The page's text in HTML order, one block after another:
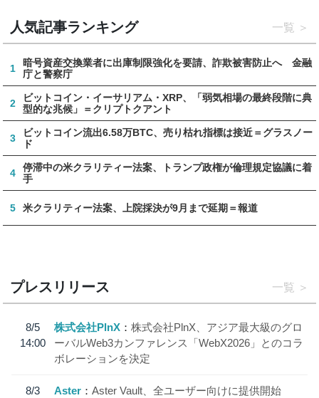
人気記事ランキング 一覧
1
暗号資産交換業者に出庫制限強化を要請、詐欺被害防止へ 金融
庁と警察庁
2
ビットコイン・イーサリアム・XRP、「弱気相場の最終段階に典
型的な兆候」＝クリプトクアント
3
ビットコイン流出6.58万BTC、売り枯れ指標は接近＝グラスノー
ド
4
停滞中の米クラリティー法案、トランプ政権が倫理規定協議に着
手
5 米クラリティー法案、上院採決が9月まで延期＝報道
プレスリリース 一覧
8/5
14:00
株式会社PlnX
株式会社PlnX、アジア最大級のグロ
ーバルWeb3カンファレンス「WebX2026」とのコラ
ボレーションを決定
8/3
Aster Aster Vault、全ユーザー向けに提供開始